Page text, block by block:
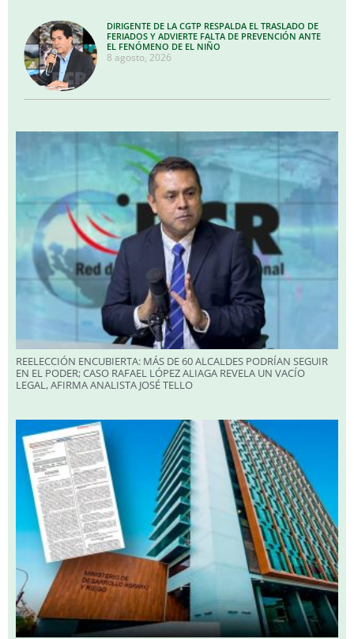
DIRIGENTE DE LA CGTP RESPALDA EL TRASLADO DE
FERIADOS Y ADVIERTE FALTA DE PREVENCIÓN ANTE
EL FENÓMENO DE EL NIÑO
8 agosto, 2026
REELECCIÓN ENCUBIERTA: MÁS DE 60 ALCALDES PODRÍAN SEGUIR
EN EL PODER; CASO RAFAEL LÓPEZ ALIAGA REVELA UN VACÍO
LEGAL, AFIRMA ANALISTA JOSÉ TELLO